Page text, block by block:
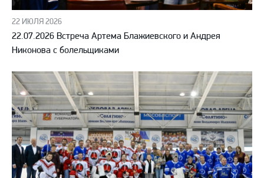
22 ИЮЛЯ 2026
22.07.2026 Встреча Артема Блажиевского и Андрея
Никонова с болельщиками